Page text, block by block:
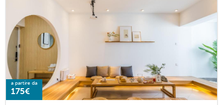
a partire da
175€